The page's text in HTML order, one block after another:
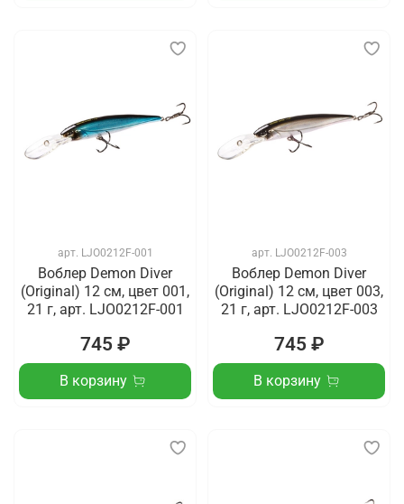
арт. LJO0212F-001
Воблер Demon Diver
(Original) 12 см, цвет 001,
21 г, арт. LJO0212F-001
745 ₽
В корзину
арт. LJO0212F-003
Воблер Demon Diver
(Original) 12 см, цвет 003,
21 г, арт. LJO0212F-003
745 ₽
В корзину